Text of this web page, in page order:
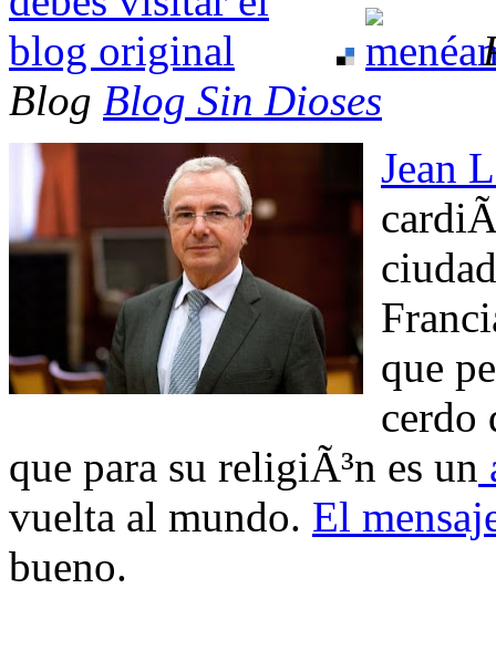
Blog Blog Sin Dioses
Jean
que
cerdo
que para su religiÃ³n es un
vuelta al mundo. El
bueno.